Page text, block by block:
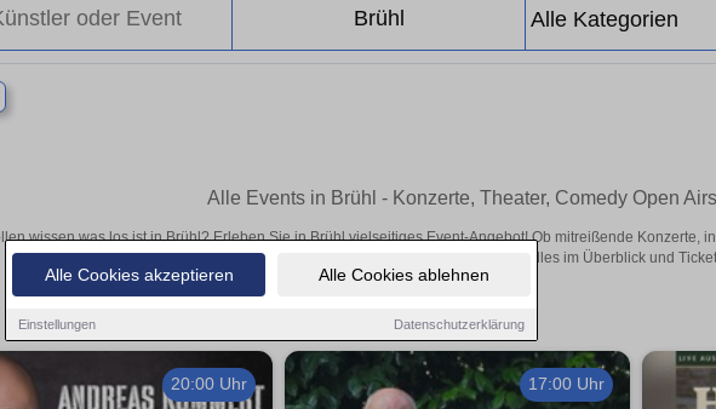
Alle Cookies akzeptieren Alle Cookies ablehnen
Einstellungen Datenschutzerklärung
Alle Events in Brühl - Konzerte, Theater, Comedy Open Airs
wissen was los ist in Brühl? Erleben Sie in Brühl vielseitiges Event-Angebot! Ob mitreißende Konzerte,
aufregende Veranstaltungen in Brühl – hier finden alles im Überblick und
20:00 Uhr 17:00 Uhr